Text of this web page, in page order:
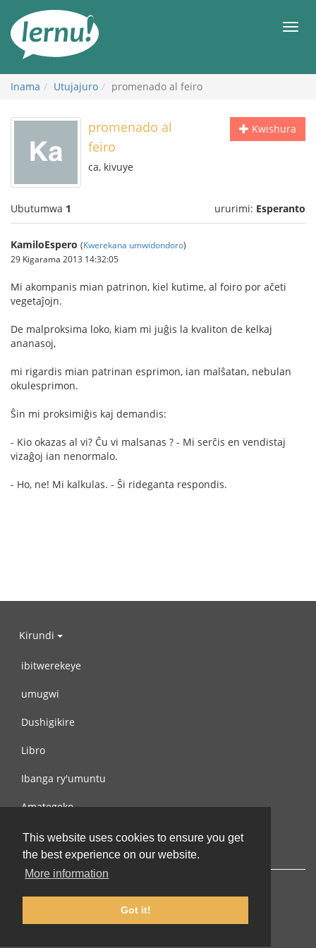
This website uses cookies to ensure you get
the best experience on our website.
More information
Got it!
rupapuro
rw'ibirimwo
Inama Utujajuro promenado al feiro
Kwishura
promenado al
feiro
ca, kivuye
Ubutumwa 1 ururimi: Esperanto
KamiloEspero (Kwerekana umwidondoro)
29 Kigarama 2013 14:32:05
Mi akompanis mian patrinon, kiel kutime, al foiro por aĉeti
vegetaĵojn.
De malproksima loko, kiam mi juĝis la kvaliton de kelkaj
ananasoj,
mi rigardis mian patrinan esprimon, ian malŝatan, nebulan
okulesprimon.
Ŝin mi proksimiĝis kaj demandis:
- Kio okazas al vi? Ĉu vi malsanas ? - Mi serĉis en vendistaj
vizaĝoj ian nenormalo.
- Ho, ne! Mi kalkulas. - Ŝi rideganta respondis.
Kirundi
ibitwerekeye
umugwi
Dushigikire
Libro
Ibanga ry'umuntu
Amategeko
Turondere
© 2002-2026 lernu.net |Impressum